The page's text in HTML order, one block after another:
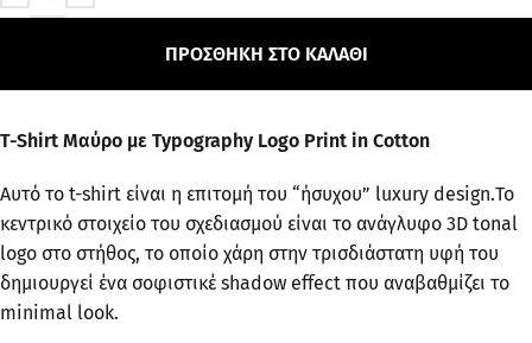
ΠΡΟΣΘΉΚΗ ΣΤΟ ΚΑΛΆΘΙ
T-Shirt Μαύρο με Typography Logo Print in Cotton
Αυτό το t-shirt είναι η επιτομή του “ήσυχου” luxury design.Το
κεντρικό στοιχείο του σχεδιασμού είναι το ανάγλυφο 3D tonal
logo στο στήθος, το οποίο χάρη στην τρισδιάστατη υφή του
δημιουργεί ένα σοφιστικέ shadow effect που αναβαθμίζει το
minimal look.